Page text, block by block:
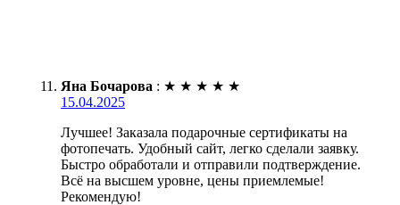
Яна Бочарова : ★ ★ ★ ★ ★
15.04.2025
Лучшее! Заказала подарочные сертификаты на
фотопечать. Удобный сайт, легко сделали заявку.
Быстро обработали и отправили подтверждение.
Всё на высшем уровне, цены приемлемые!
Рекомендую!